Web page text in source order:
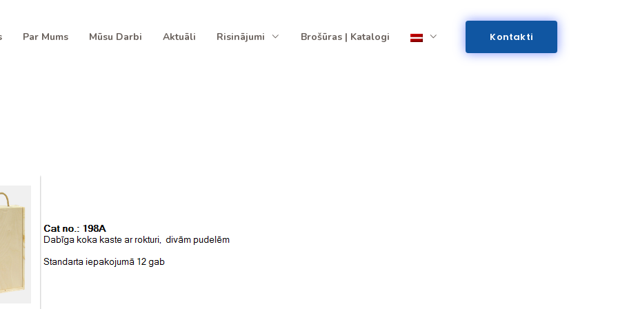
Par Mums Mūsu Darbi Aktuāli Risinājumi Brošūras | Katalogi Kontakti